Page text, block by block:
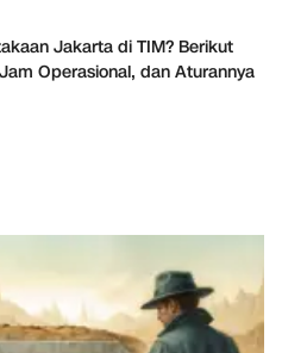
Jakarta di TIM? Berikut
Operasional, dan Aturannya